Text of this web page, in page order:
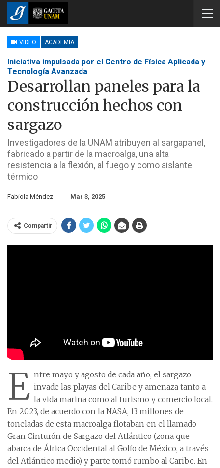
VIDEO ACADEMIA
Iniciativa impulsada por el Centro de Física Aplicada y
Tecnología Avanzada
Desarrollan paneles para la
construcción hechos con
sargazo
Investigadores de la UNAM atribuyen al sargapanel,
fabricado a partir de la macroalga, una alta
resistencia a la flexión, al fuego y como aislante
térmico
Fabiola Méndez Mar 3, 2025
Compartir
E ntre mayo y agosto de cada año, el sargazo
invade las playas del Caribe y amenaza tanto a
la vida marina como al turismo y comercio local.
En 2023, de acuerdo con la NASA, 13 millones de
toneladas de esta macroalga flotaban en el llamado
Gran Cinturón de Sargazo del Atlántico (zona que
abarca de África Occidental al Golfo de México, a través
del Atlántico medio) y parte tomó rumbo al Caribe. En